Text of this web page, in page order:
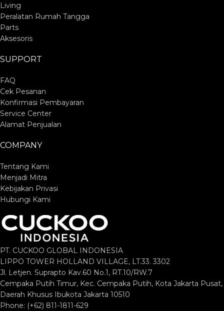
Living
Peralatan Rumah Tangga
Parts
Aksesoris
SUPPORT
FAQ
Cek Pesanan
Konfirmasi Pembayaran
Service Center
Alamat Penjualan
COMPANY
Tentang Kami
Menjadi Mitra
Kebijakan Privasi
Hubungi Kami
PT. CUCKOO GLOBAL INDONESIA
LIPPO TOWER HOLLAND VILLAGE, LT.33. 3302
Jl. Letjen. Suprapto Kav.60 No.1, RT.10/RW.7
Cempaka Putih Timur, Kec. Cempaka Putih, Kota Jakarta Pusat,
Daerah Khusus Ibukota Jakarta 10510
Phone: (+62) 811-1811-629